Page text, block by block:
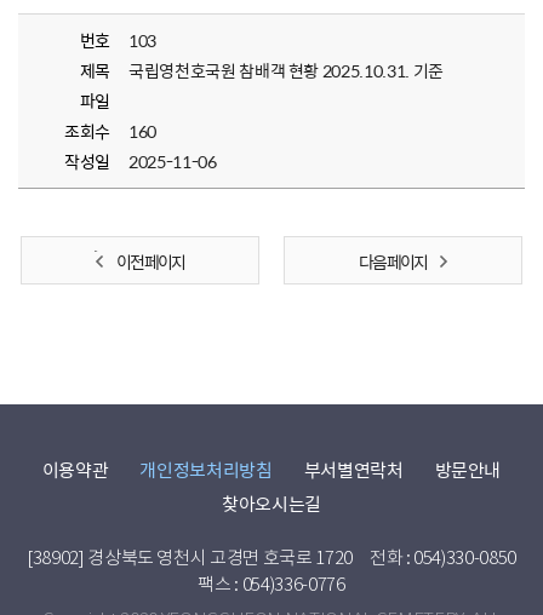
번호
103
제목
국립영천호국원 참배객 현황 2025.10.31. 기준
파일
조회수
160
작성일
2025-11-06
이전 페이지 다음 페이지
이용약관 개인정보처리방침 부서별연락처
방문안내
찾아오시는길
[38902] 경상북도 영천시 고경면 호국로 1720
전화 : 054)330-0850
팩스 : 054)336-0776